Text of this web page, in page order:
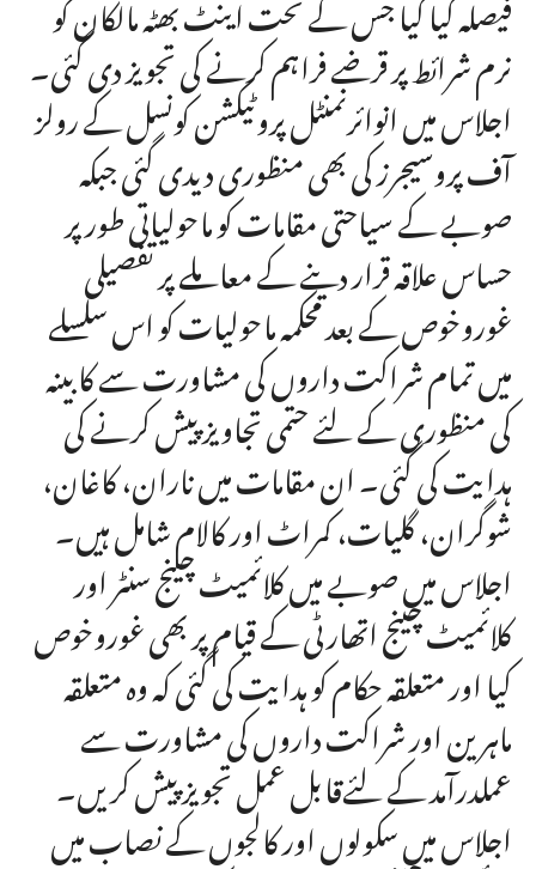
نرم شرائط پر قرضے فراہم کرنے کی تجویز دی گئی۔
اجلاس میں انوائرنمنٹل پروٹیکشن کونسل کے رولز
آف پروسیجرز کی بھی منظوری دیدی گئی جبکہ
صوبے کے سیاحتی مقامات کو ماحولیاتی طور پر
حساس علاقہ قرار دینے کے معاملے پر تفصیلی
غوروخوص کے بعد محکمہ ماحولیات کو اس سلسلے
میں تمام شراکت داروں کی مشاورت سے کابینہ
کی منظوری کے لئے حتمی تجاویز پیش کرنے کی
ہدایت کی گئی۔ ان مقامات میں ناران، کاغان،
شوگران، گلیات، کمراٹ اور کالام شامل ہیں۔
اجلاس میں صوبے میں کلائمیٹ چینج سنٹر اور
کلائمیٹ چینج اتھارٹی کے قیام پر بھی غوروخوص
کیا اور متعلقہ حکام کو ہدایت کی گئی کہ وہ متعلقہ
ماہرین اور شراکت داروں کی مشاورت سے
عملدرآمد کے لئےقابل عمل تجویز پیش کریں۔
اجلاس میں سکولوں اور کالجوں کے نصاب میں